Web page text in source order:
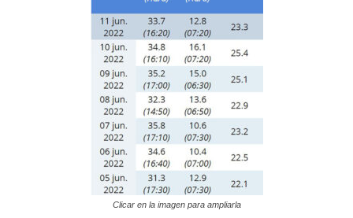
Clicar en la imagen para ampliarla